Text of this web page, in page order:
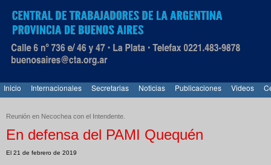
Inicio Internacionales Secretarias Noticias Publicaciones Videos
Reunión en Necochea con el Intendente.
En defensa del PAMI Quequén
El 21 de febrero de 2019